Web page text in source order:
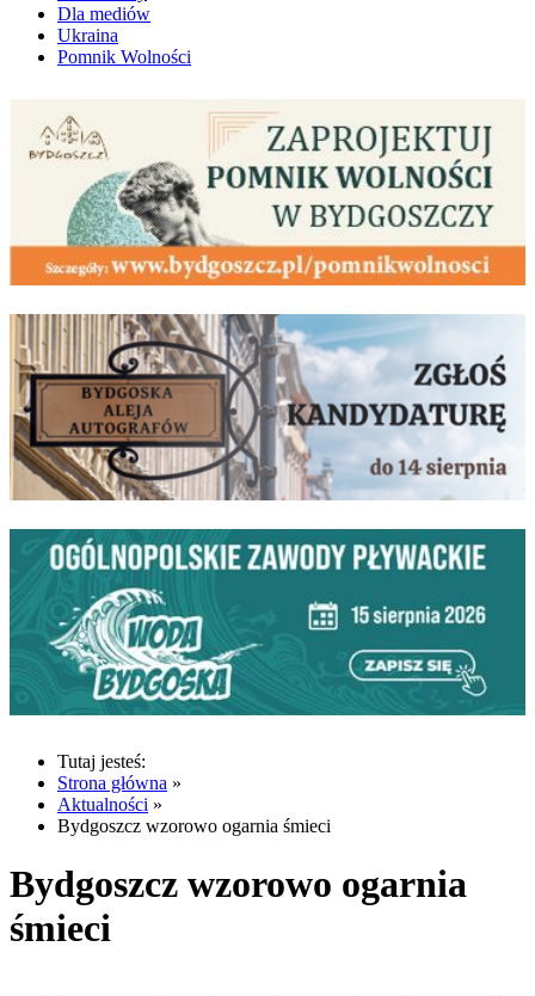
Dla mediów
Ukraina
Pomnik Wolności
Tutaj jesteś:
Strona główna »
Aktualności »
Bydgoszcz wzorowo ogarnia śmieci
Bydgoszcz wzorowo ogarnia
śmieci